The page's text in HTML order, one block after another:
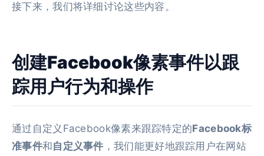
接下来，我们将详细讨论这些内容。
创建Facebook像素事件以跟
踪用户行为和操作
通过自定义Facebook像素来跟踪特定的Facebook标
准事件和自定义事件 ，我们能更好地跟踪用户在网站